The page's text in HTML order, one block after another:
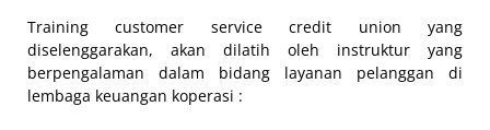
Training customer service credit union yang
diselenggarakan, akan dilatih oleh instruktur yang
berpengalaman dalam bidang layanan pelanggan di
lembaga keuangan koperasi :